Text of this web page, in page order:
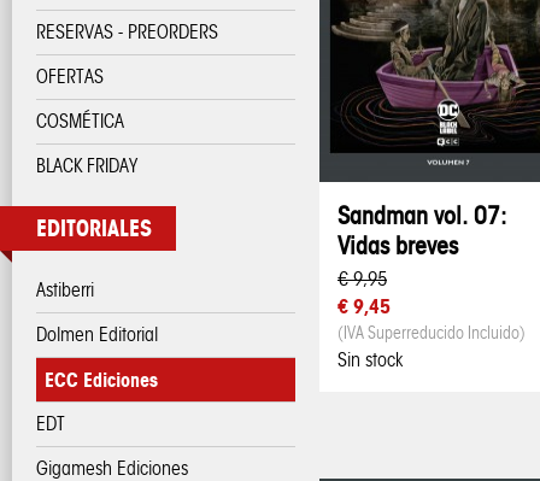
RESERVAS - PREORDERS
OFERTAS
COSMÉTICA
BLACK FRIDAY
EDITORIALES
Astiberri
Dolmen Editorial
ECC Ediciones
EDT
Gigamesh Ediciones
Sandman vol. 07:
Vidas breves
€ 9,95
€ 9,45
(IVA Superreducido Incluido)
Sin stock